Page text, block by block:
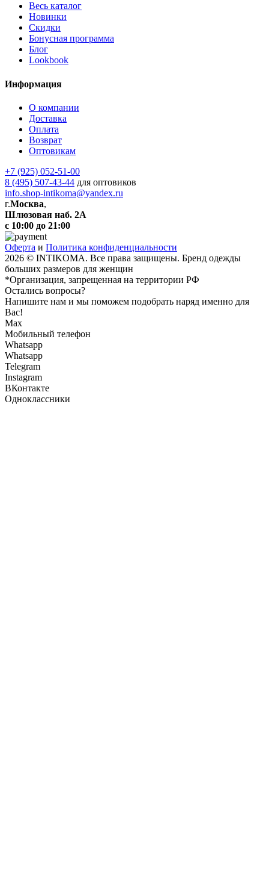
Весь каталог
Новинки
Скидки
Бонусная программа
Блог
Lookbook
Информация
О компании
Доставка
Оплата
Возврат
Оптовикам
+7 (925) 052-51-00
8 (495) 507-43-44 для оптовиков
info.shop-intikoma@yandex.ru
г.Москва,
Шлюзовая наб. 2А
с 10:00 до 21:00
Оферта и Политика конфиденциальности
2026 © INTIKOMA. Все права защищены. Бренд одежды
больших размеров для женщин
*Организация, запрещенная на территории РФ
Остались вопросы?
Напишите нам и мы поможем подобрать наряд именно для
Вас!
Max
Мобильный телефон
Whatsapp
Whatsapp
Telegram
Instagram
ВКонтакте
Одноклассники